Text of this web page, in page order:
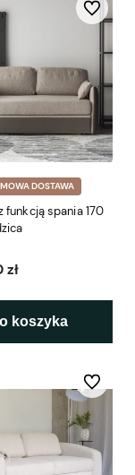
DOSTAWA
funkcją spania 170
zł
koszyka
Do
Do